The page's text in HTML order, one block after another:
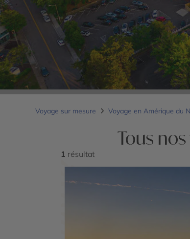
Voyage sur mesure Voyage en Amérique du
Tous
1 résultat